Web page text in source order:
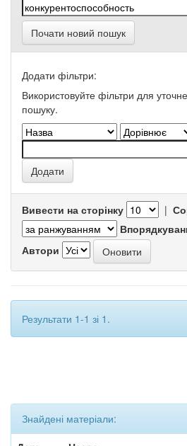
Почати новий пошук
Додати фільтри:
Використовуйте фільтри для
пошуку.
Вивести на сторінку |
Автори
Результати 1-1 зі 1.
Знайдені матеріали: